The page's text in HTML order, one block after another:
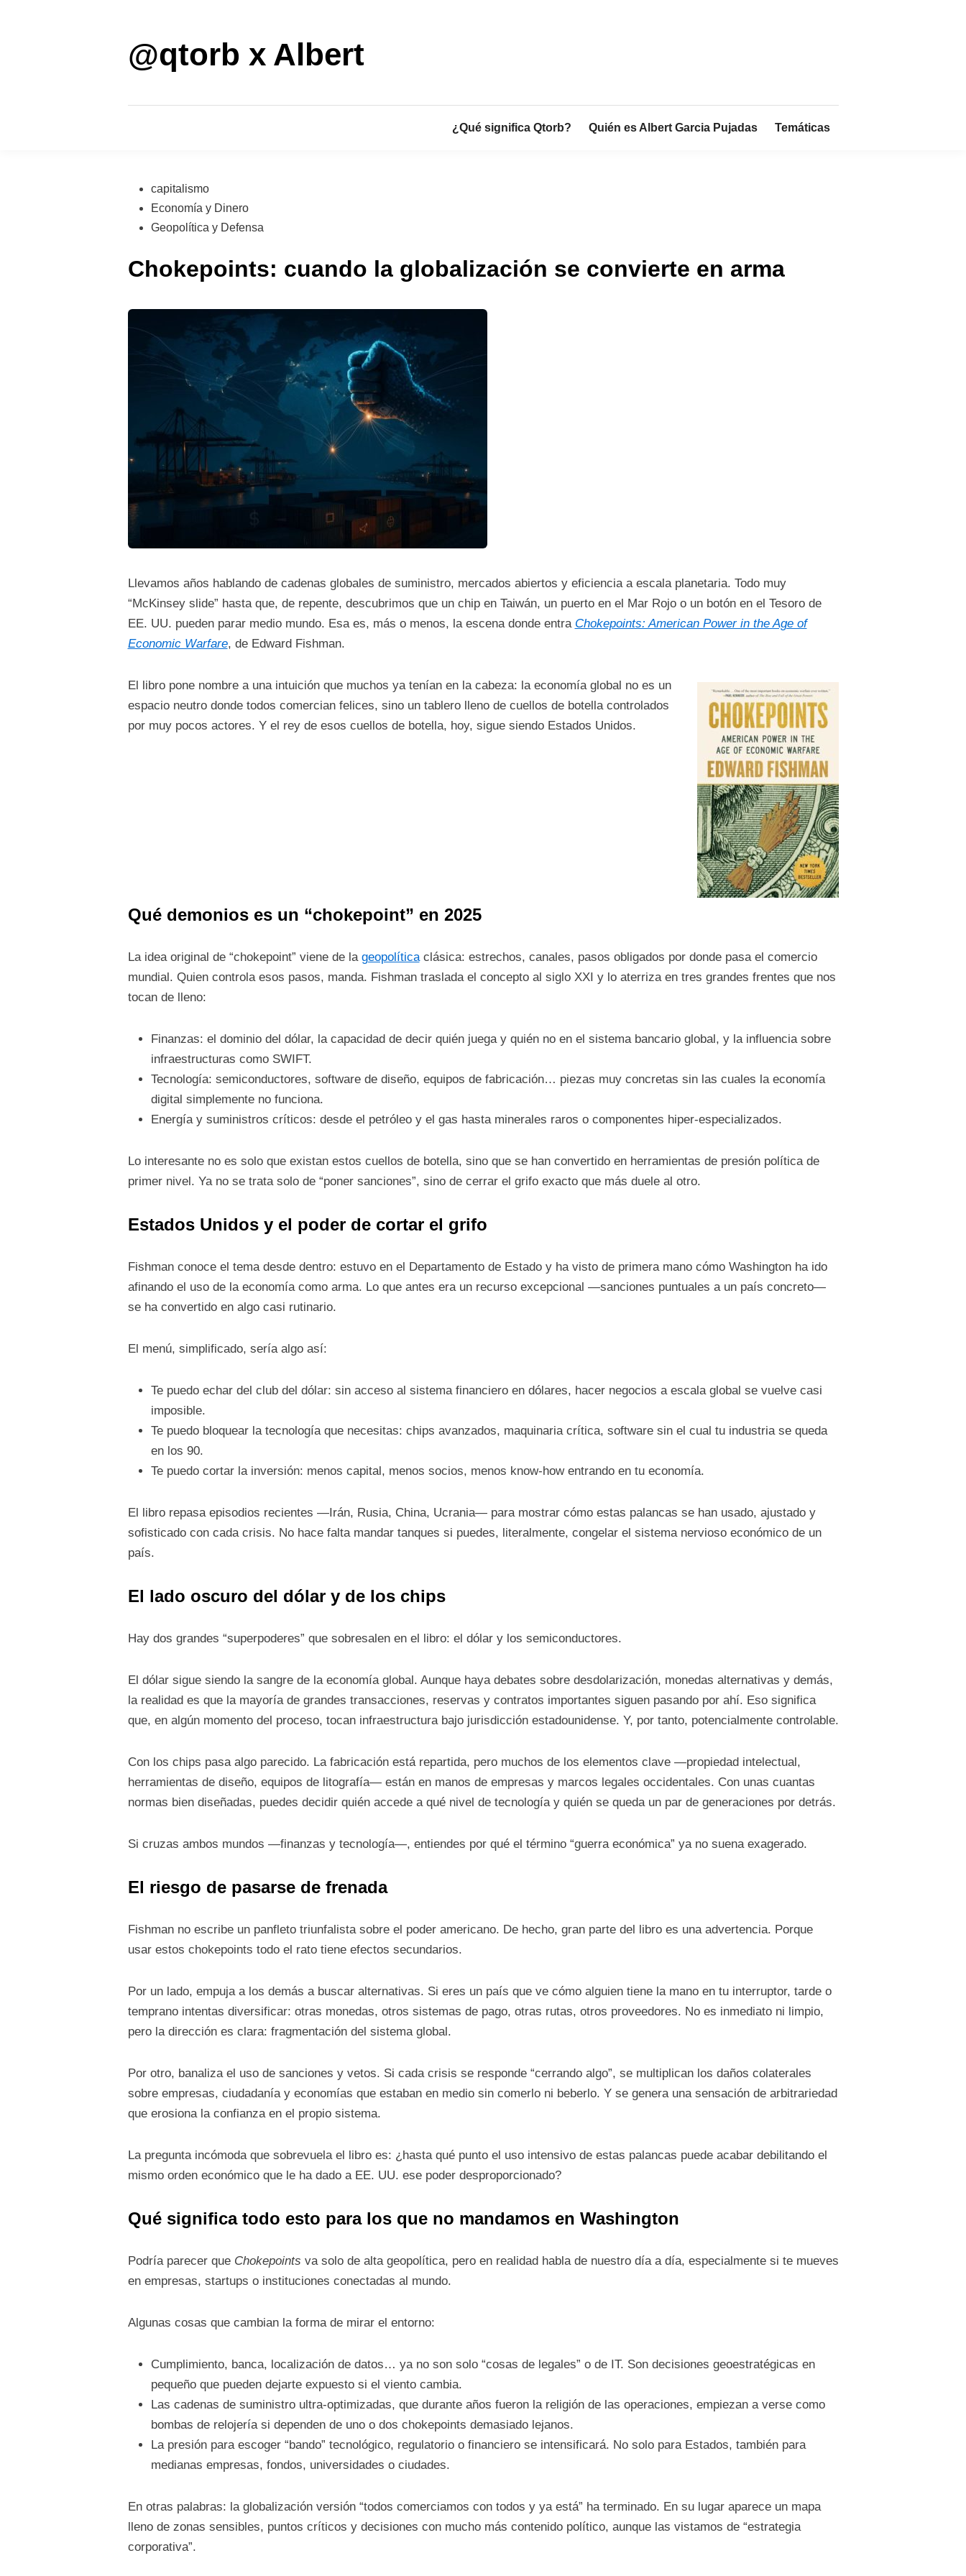
@qtorb x Albert
¿Qué significa Qtorb? Quién es Albert Garcia Pujadas Temáticas
Publicado
en
capitalismo
Economía y Dinero
Geopolítica y Defensa
Chokepoints: cuando la globalización se convierte en arma
Llevamos años hablando de cadenas globales de suministro, mercados abiertos y eficiencia a escala planetaria. Todo muy
“McKinsey slide” hasta que, de repente, descubrimos que un chip en Taiwán, un puerto en el Mar Rojo o un botón en el Tesoro de
EE. UU. pueden parar medio mundo. Esa es, más o menos, la escena donde entra Chokepoints: American Power in the Age of
Economic Warfare, de Edward Fishman.
El libro pone nombre a una intuición que muchos ya tenían en la cabeza: la economía global no es un
espacio neutro donde todos comercian felices, sino un tablero lleno de cuellos de botella controlados
por muy pocos actores. Y el rey de esos cuellos de botella, hoy, sigue siendo Estados Unidos.
Qué demonios es un “chokepoint” en 2025
La idea original de “chokepoint” viene de la geopolíticaclásica: estrechos, canales, pasos obligados por donde pasa el comercio
mundial. Quien controla esos pasos, manda. Fishman traslada el concepto al siglo XXI y lo aterriza en tres grandes frentes que nos
tocan de lleno:
Finanzas: el dominio del dólar, la capacidad de decir quién juega y quién no en el sistema bancario global, y la influencia sobre
infraestructuras como SWIFT.
Tecnología: semiconductores, software de diseño, equipos de fabricación… piezas muy concretas sin las cuales la economía
digital simplemente no funciona.
Energía y suministros críticos: desde el petróleo y el gas hasta minerales raros o componentes hiper-especializados.
Lo interesante no es solo que existan estos cuellos de botella, sino que se han convertido en herramientas de presión política de
primer nivel. Ya no se trata solo de “poner sanciones”, sino de cerrar el grifo exacto que más duele al otro.
Estados Unidos y el poder de cortar el grifo
Fishman conoce el tema desde dentro: estuvo en el Departamento de Estado y ha visto de primera mano cómo Washington ha ido
afinando el uso de la economía como arma. Lo que antes era un recurso excepcional —sanciones puntuales a un país concreto—
se ha convertido en algo casi rutinario.
El menú, simplificado, sería algo así:
Te puedo echar del club del dólar: sin acceso al sistema financiero en dólares, hacer negocios a escala global se vuelve casi
imposible.
Te puedo bloquear la tecnología que necesitas: chips avanzados, maquinaria crítica, software sin el cual tu industria se queda
en los 90.
Te puedo cortar la inversión: menos capital, menos socios, menos know-how entrando en tu economía.
El libro repasa episodios recientes —Irán, Rusia, China, Ucrania— para mostrar cómo estas palancas se han usado, ajustado y
sofisticado con cada crisis. No hace falta mandar tanques si puedes, literalmente, congelar el sistema nervioso económico de un
país.
El lado oscuro del dólar y de los chips
Hay dos grandes “superpoderes” que sobresalen en el libro: el dólar y los semiconductores.
El dólar sigue siendo la sangre de la economía global. Aunque haya debates sobre desdolarización, monedas alternativas y demás,
la realidad es que la mayoría de grandes transacciones, reservas y contratos importantes siguen pasando por ahí. Eso significa
que, en algún momento del proceso, tocan infraestructura bajo jurisdicción estadounidense. Y, por tanto, potencialmente controlable.
Con los chips pasa algo parecido. La fabricación está repartida, pero muchos de los elementos clave —propiedad intelectual,
herramientas de diseño, equipos de litografía— están en manos de empresas y marcos legales occidentales. Con unas cuantas
normas bien diseñadas, puedes decidir quién accede a qué nivel de tecnología y quién se queda un par de generaciones por detrás.
Si cruzas ambos mundos —finanzas y tecnología—, entiendes por qué el término “guerra económica” ya no suena exagerado.
El riesgo de pasarse de frenada
Fishman no escribe un panfleto triunfalista sobre el poder americano. De hecho, gran parte del libro es una advertencia. Porque
usar estos chokepoints todo el rato tiene efectos secundarios.
Por un lado, empuja a los demás a buscar alternativas. Si eres un país que ve cómo alguien tiene la mano en tu interruptor, tarde o
temprano intentas diversificar: otras monedas, otros sistemas de pago, otras rutas, otros proveedores. No es inmediato ni limpio,
pero la dirección es clara: fragmentación del sistema global.
Por otro, banaliza el uso de sanciones y vetos. Si cada crisis se responde “cerrando algo”, se multiplican los daños colaterales
sobre empresas, ciudadanía y economías que estaban en medio sin comerlo ni beberlo. Y se genera una sensación de arbitrariedad
que erosiona la confianza en el propio sistema.
La pregunta incómoda que sobrevuela el libro es: ¿hasta qué punto el uso intensivo de estas palancas puede acabar debilitando el
mismo orden económico que le ha dado a EE. UU. ese poder desproporcionado?
Qué significa todo esto para los que no mandamos en Washington
Podría parecer que Chokepoints va solo de alta geopolítica, pero en realidad habla de nuestro día a día, especialmente si te mueves
en empresas, startups o instituciones conectadas al mundo.
Algunas cosas que cambian la forma de mirar el entorno:
Cumplimiento, banca, localización de datos… ya no son solo “cosas de legales” o de IT. Son decisiones geoestratégicas en
pequeño que pueden dejarte expuesto si el viento cambia.
Las cadenas de suministro ultra-optimizadas, que durante años fueron la religión de las operaciones, empiezan a verse como
bombas de relojería si dependen de uno o dos chokepoints demasiado lejanos.
La presión para escoger “bando” tecnológico, regulatorio o financiero se intensificará. No solo para Estados, también para
medianas empresas, fondos, universidades o ciudades.
En otras palabras: la globalización versión “todos comerciamos con todos y ya está” ha terminado. En su lugar aparece un mapa
lleno de zonas sensibles, puntos críticos y decisiones con mucho más contenido político, aunque las vistamos de “estrategia
corporativa”.